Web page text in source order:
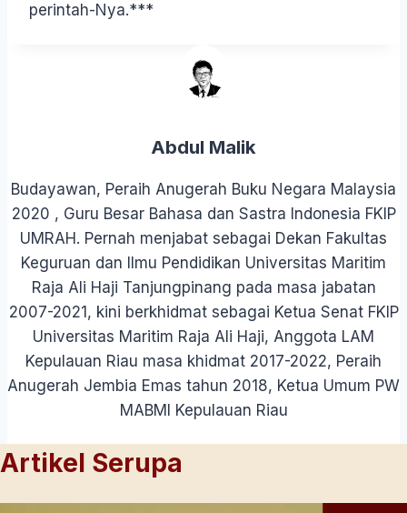
perintah-Nya.***
Abdul Malik
Budayawan, Peraih Anugerah Buku Negara Malaysia
2020 , Guru Besar Bahasa dan Sastra Indonesia FKIP
UMRAH. Pernah menjabat sebagai Dekan Fakultas
Keguruan dan Ilmu Pendidikan Universitas Maritim
Raja Ali Haji Tanjungpinang pada masa jabatan
2007-2021, kini berkhidmat sebagai Ketua Senat FKIP
Universitas Maritim Raja Ali Haji, Anggota LAM
Kepulauan Riau masa khidmat 2017-2022, Peraih
Anugerah Jembia Emas tahun 2018, Ketua Umum PW
MABMI Kepulauan Riau
Artikel Serupa